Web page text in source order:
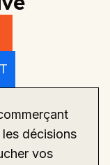
décisions
vos